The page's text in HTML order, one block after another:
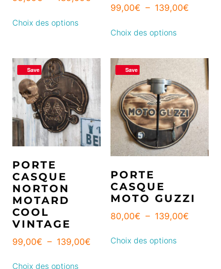
Choix des options
99,00€ – 139,00€
Choix des options
Save
PORTE
CASQUE
NORTON
MOTARD
COOL
VINTAGE
99,00€ – 139,00€
Choix des options
Save
PORTE
CASQUE
MOTO GUZZI
80,00€ – 139,00€
Choix des options